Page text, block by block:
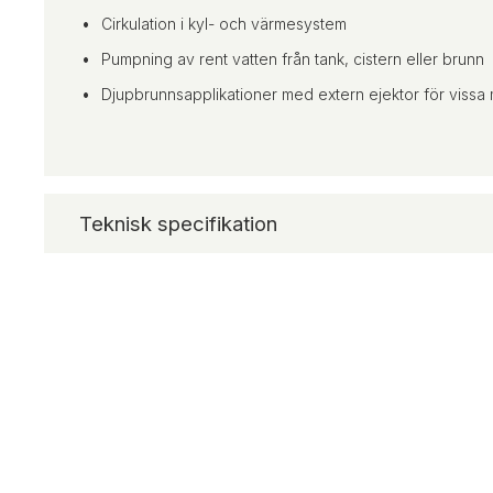
Cirkulation i kyl- och värmesystem
Pumpning av rent vatten från tank, cistern eller brunn
Djupbrunnsapplikationer med extern ejektor för vissa
Teknisk specifikation